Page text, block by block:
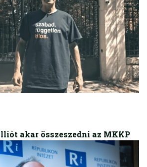
akar összeszedni az MKKP